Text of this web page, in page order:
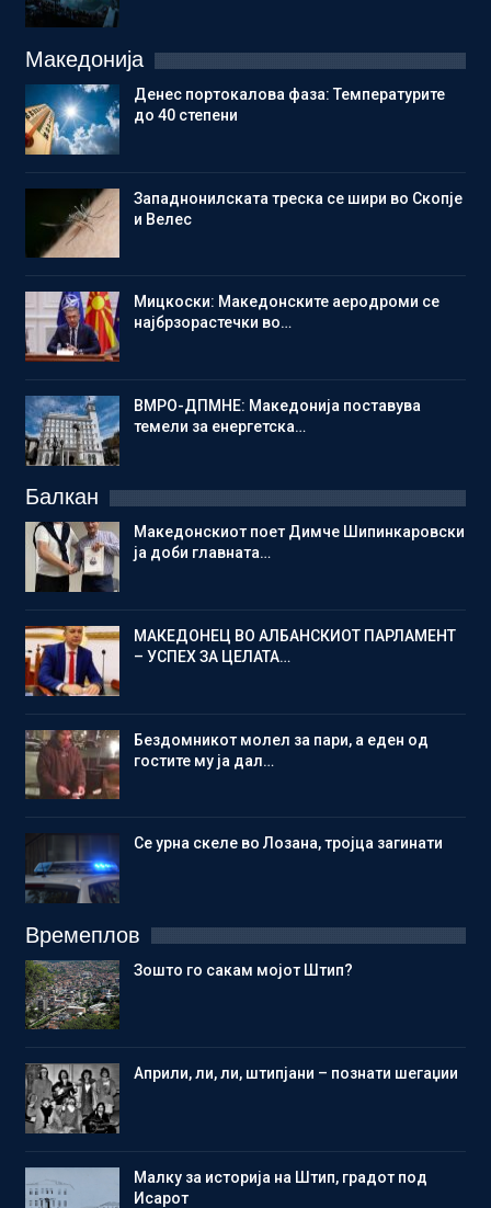
Македонија
Денес портокалова фаза: Температурите
до 40 степени
Западнонилската треска се шири во Скопје
и Велес
Мицкоски: Македонските аеродроми се
најбрзорастечки во…
ВМРО-ДПМНЕ: Македонија поставува
темели за енергетска…
Балкан
Македонскиот поет Димче Шипинкаровски
ја доби главната…
МАКЕДОНЕЦ ВО АЛБАНСКИОТ ПАРЛАМЕНТ
– УСПЕХ ЗА ЦЕЛАТА…
Бездомникот молел за пари, а еден од
гостите му ја дал…
Се урна скеле во Лозана, тројца загинати
Времеплов
Зошто го сакам мојот Штип?
Aприли, ли, ли, штипјани – познати шегаџии
Малку за историја на Штип, градот под
Исарот